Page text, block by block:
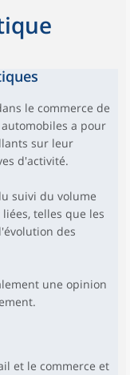
le commerce de
a pour
sur leur
d'activité.
suivi du volume
telles que les
des
une opinion
et le commerce et